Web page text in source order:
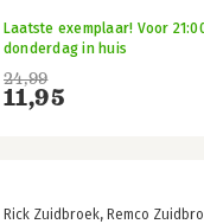
24,99
11,95
Laatste exemplaar! Voor
donderdag in huis
Rick Zuidbroek Remco